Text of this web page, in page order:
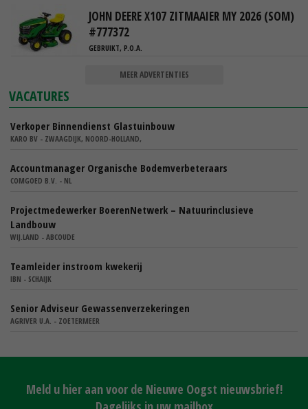
JOHN DEERE X107 ZITMAAIER MY 2026 (SOM)
#777372
GEBRUIKT, P.O.A.
MEER ADVERTENTIES
VACATURES
Verkoper Binnendienst Glastuinbouw
KARO BV - ZWAAGDIJK, NOORD-HOLLAND,
Accountmanager Organische Bodemverbeteraars
COMGOED B.V. - NL
Projectmedewerker BoerenNetwerk – Natuurinclusieve
Landbouw
WIJ.LAND - ABCOUDE
Teamleider instroom kwekerij
IBN - SCHAIJK
Senior Adviseur Gewassenverzekeringen
AGRIVER U.A. - ZOETERMEER
Meld u hier aan voor de Nieuwe Oogst nieuwsbrief!